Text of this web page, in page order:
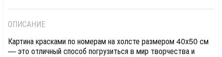
ОПИСАНИЕ
Картина красками по номерам на холсте размером 40х50 см
— это отличный способ погрузиться в мир творчества и